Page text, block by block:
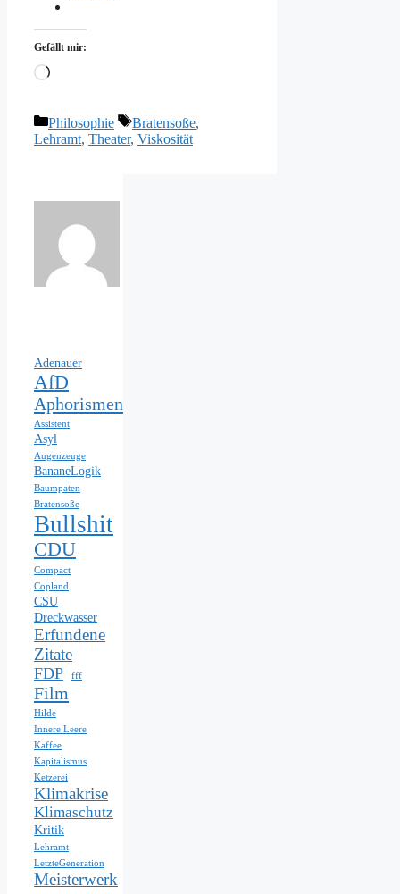
Gefällt mir:
Wird
Kategorien
Philosophie Schlagwörter
Bratensoße,
Lehramt, Theater, Viskosität
Adenauer
AfD
Aphorismen
Assistent
Asyl
Augenzeuge
BananeLogik
Baumpaten
Bratensoße
Bullshit
CDU
Compact
Copland
CSU
Dreckwasser
Erfundene
Zitate
FDP fff
Film
Hilde
Innere Leere
Kaffee
Kapitalismus
Ketzerei
Klimakrise
Klimaschutz
Kritik
Lehramt
LetzteGeneration
Meisterwerk